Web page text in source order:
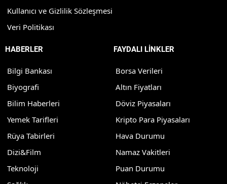
Kullanıcı ve Gizlilik Sözleşmesi
Veri Politikası
HABERLER
Bilgi Bankası
Biyografi
Bilim Haberleri
Yemek Tarifleri
Rüya Tabirleri
Dizi&Film
Teknoloji
FAYDALI LİNKLER
Borsa Verileri
Altın Fiyatları
Döviz Piyasaları
Kripto Para Piyasaları
Hava Durumu
Namaz Vakitleri
Puan Durumu